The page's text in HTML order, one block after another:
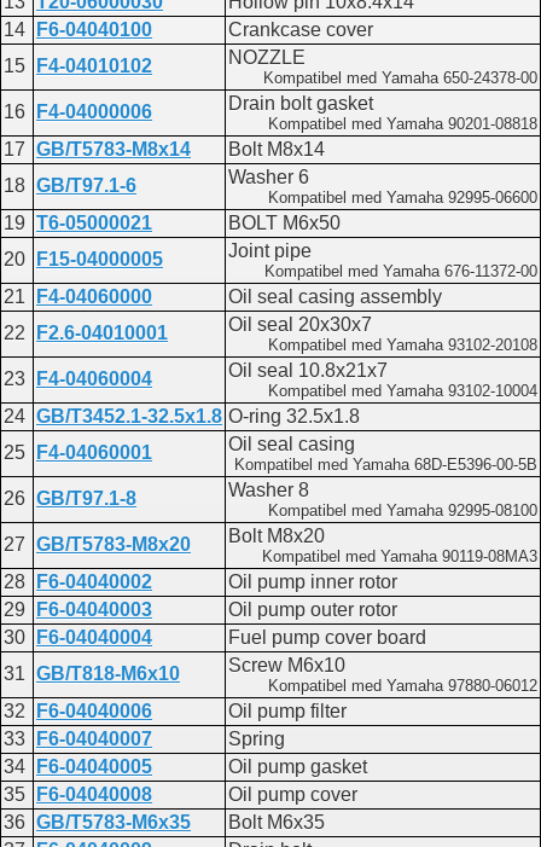
14
F6-04040100
Crankcase cover
15
F4-04010102 NOZZLE
Kompatibel med Yamaha 650-24378-00
16 F4-04000006 Drain bolt gasket
Kompatibel med Yamaha 90201-08818
17 GB/T5783-M8x14
Bolt M8x14
18 GB/T97.1-6 Washer 6
Kompatibel med Yamaha 92995-06600
19 T6-05000021
BOLT M6x50
20
F15-04000005 Joint pipe
Kompatibel med Yamaha 676-11372-00
21 F4-04060000
Oil seal casing assembly
22
F2.6-04010001 Oil seal 20x30x7
Kompatibel med Yamaha 93102-20108
23 F4-04060004 Oil seal 10.8x21x7
Kompatibel med Yamaha 93102-10004
24 GB/T3452.1-32.5x1.8 O-ring 32.5x1.8
25
F4-04060001 Oil seal casing
Kompatibel med Yamaha 68D-E5396-00-5B
26 GB/T97.1-8 Washer 8
Kompatibel med Yamaha 92995-08100
27 GB/T5783-M8x20 Bolt M8x20
Kompatibel med Yamaha 90119-08MA3
28 F6-04040002
Oil pump inner rotor
29
F6-04040003
Oil pump outer rotor
30
F6-04040004
Fuel pump cover board
31 GB/T818-M6x10 Screw M6x10
Kompatibel med Yamaha 97880-06012
32 F6-04040006
Oil pump filter
33
F6-04040007
Spring
34
F6-04040005
Oil pump gasket
35
F6-04040008
Oil pump cover
36 GB/T5783-M6x35
Bolt M6x35